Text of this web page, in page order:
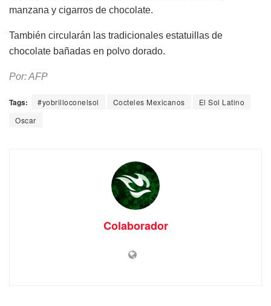
manzana y cigarros de chocolate.
También circularán las tradicionales estatuillas de
chocolate bañadas en polvo dorado.
Por: AFP
Tags: #yobrilloconelsol Cocteles Mexicanos
El Sol Latino
Oscar
Colaborador